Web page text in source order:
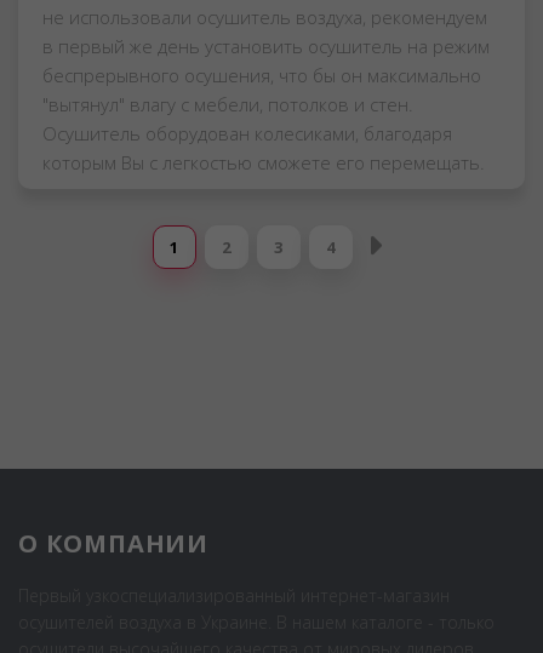
не использовали осушитель воздуха, рекомендуем
в первый же день установить осушитель на режим
беспрерывного осушения, что бы он максимально
"вытянул" влагу с мебели, потолков и стен.
Осушитель оборудован колесиками, благодаря
которым Вы с легкостью сможете его перемещать.
1 2 3 4
О КОМПАНИИ